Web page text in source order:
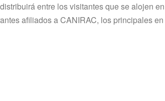
entre los visitantes que se alojen
afiliados a CANIRAC, los principales